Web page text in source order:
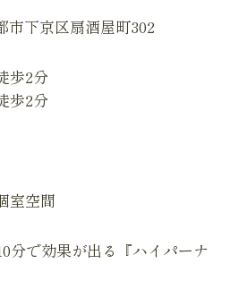
下京区扇酒屋町302
歩2分
2分
室空間
分で効果が出る『ハイパーナ